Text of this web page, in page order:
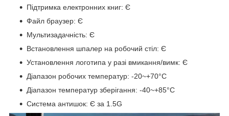
Підтримка електронних книг: Є
Файл браузер: Є
Мультизадачність: Є
Встановлення шпалер на робочий стіл: Є
Установлення логотипа у разі вмикання/вимк: Є
Діапазон робочих температур: -20~+70°C
Діапазон температур зберігання: -40~+85°C
Система антишок: Є за 1.5G